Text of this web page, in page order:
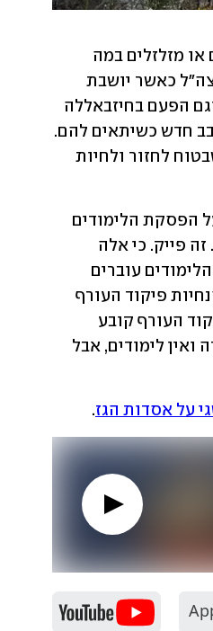
על אסדות הגז.